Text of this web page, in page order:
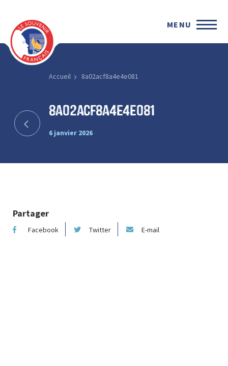
MENU
Accueil 8a02acf8a4e4e081
8a02acf8a4e4e081
6 janvier 2026
Partager
Facebook Twitter E-mail